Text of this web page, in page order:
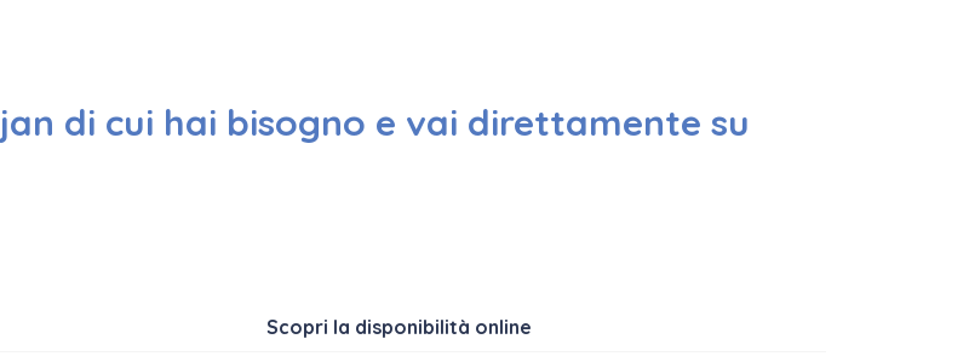
di cui hai bisogno e vai direttamente su
Scopri la disponibilità online